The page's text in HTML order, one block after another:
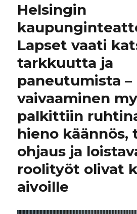
Helsingin
Lapset vaati
tarkkuutta ja
paneutumista –
vaivaaminen
palkittiin
hieno käännös,
ohjaus ja
roolityöt olivat
aivoille